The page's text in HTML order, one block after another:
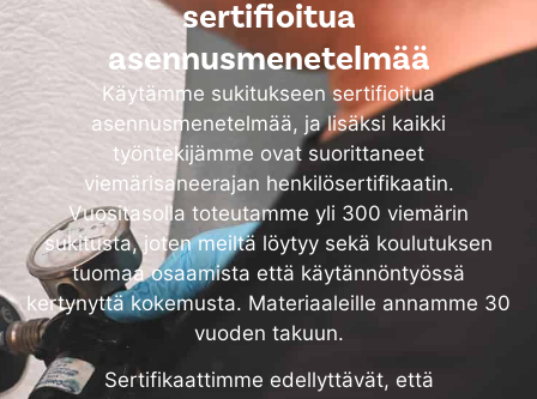
sertifioitua
asennusmenetelmää
Käytämme sukitukseen sertifioitua
asennusmenetelmää, ja lisäksi kaikki
työntekijämme ovat suorittaneet
viemärisaneerajan henkilösertifikaatin.
Vuositasolla toteutamme yli 300 viemärin
sukitusta, joten meiltä löytyy sekä koulutuksen
tuomaa osaamista että käytännöntyössä
kertynyttä kokemusta. Materiaaleille annamme 30
vuoden takuun.
Sertifikaattimme edellyttävät, että